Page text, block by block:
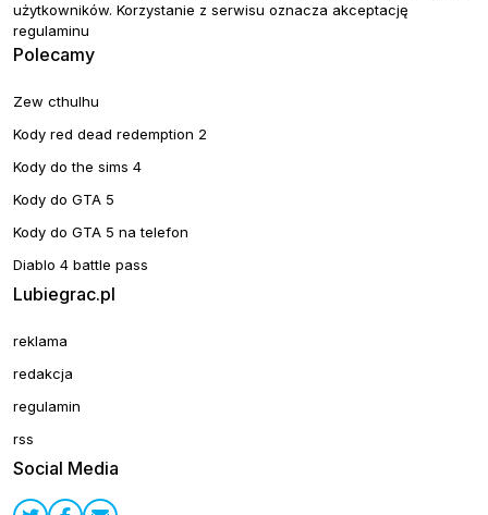
użytkowników. Korzystanie z serwisu oznacza akceptację
regulaminu
Polecamy
Zew cthulhu
Kody red dead redemption 2
Kody do the sims 4
Kody do GTA 5
Kody do GTA 5 na telefon
Diablo 4 battle pass
Lubiegrac.pl
reklama
redakcja
regulamin
rss
Social Media